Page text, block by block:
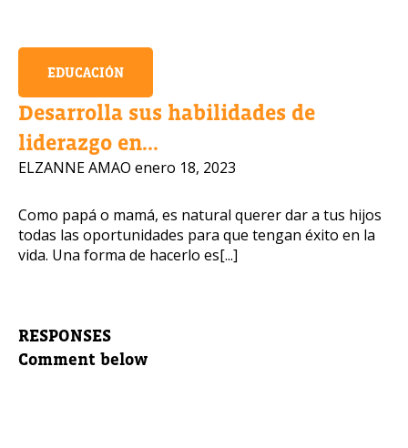
EDUCACIÓN
Desarrolla sus habilidades de
liderazgo en...
ELZANNE AMAO enero 18, 2023
Como papá o mamá, es natural querer dar a tus hijos
todas las oportunidades para que tengan éxito en la
vida. Una forma de hacerlo es[...]
RESPONSES
Comment below